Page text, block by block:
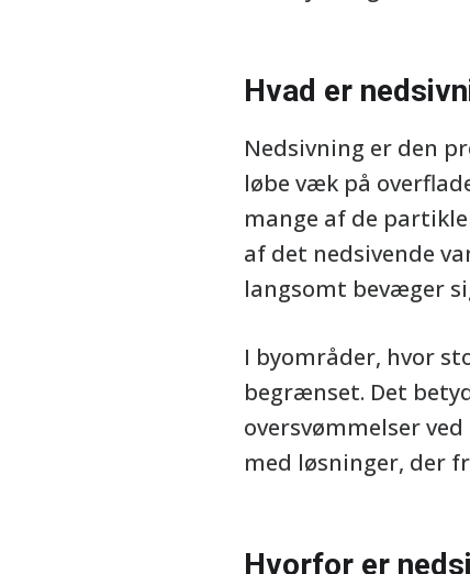
Hvad er
Nedsivning er den
løbe væk på
mange af de
af det nedsivende
langsomt bevæger
I byområder, hvor
begrænset. Det
oversvømmelser
med løsninger, der
Hvorfor er